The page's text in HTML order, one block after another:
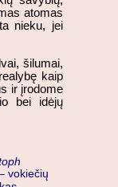
atomas
nieku, jei
šilumai,
kaip
ir įrodome
bei idėjų
vokiečių